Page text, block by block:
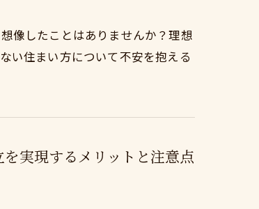
像したことはありませんか？理想
い住まい方について不安を抱える
実現するメリットと注意点